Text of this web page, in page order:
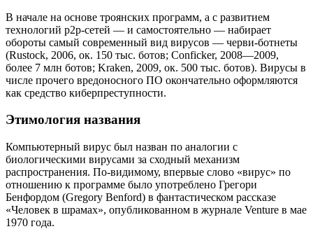
В начале на основе троянских программ, а с развитием
технологий p2p-сетей — и самостоятельно — набирает
обороты самый современный вид вирусов — черви-ботнеты
(Rustock, 2006, ок. 150 тыс. ботов; Conficker, 2008—2009,
более 7 млн ботов; Kraken, 2009, ок. 500 тыс. ботов). Вирусы в
числе прочего вредоносного ПО окончательно оформляются
как средство киберпреступности.
Этимология названия
Компьютерный вирус был назван по аналогии с
биологическими вирусами за сходный механизм
распространения. По-видимому, впервые слово «вирус» по
отношению к программе было употреблено Грегори
Бенфордом (Gregory Benford) в фантастическом рассказе
«Человек в шрамах», опубликованном в журнале Venture в мае
1970 года.